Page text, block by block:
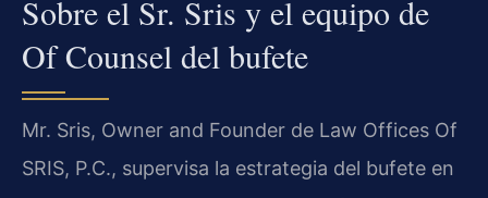
Sobre el Sr. Sris y el equipo de
Of Counsel del bufete
Mr. Sris, Owner and Founder de Law Offices Of
SRIS, P.C., supervisa la estrategia del bufete en